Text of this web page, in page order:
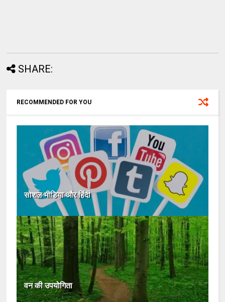
SHARE:
RECOMMENDED FOR YOU
सोशल मीडिया और हिंदी
वन की उपयोगिता